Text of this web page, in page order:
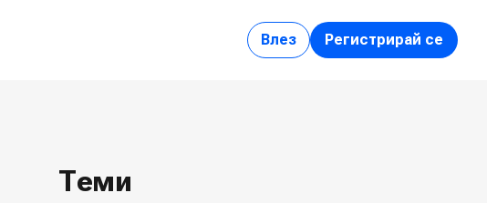
Влез Регистрирай се
Теми